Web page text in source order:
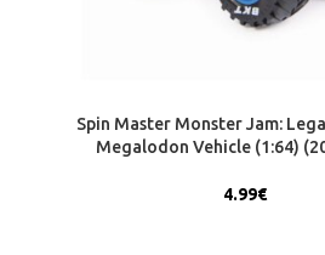
Spin Master Monster Jam:
Megalodon Vehicle (1:64)
4.99€